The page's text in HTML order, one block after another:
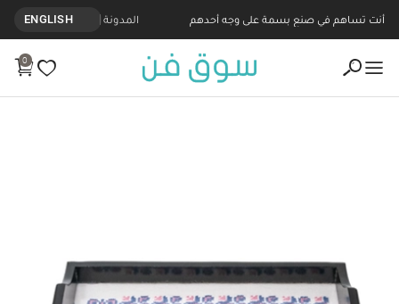
أنت تساهم في صنع بسمة على وجه أحدهم المدونة ENGLISH
0